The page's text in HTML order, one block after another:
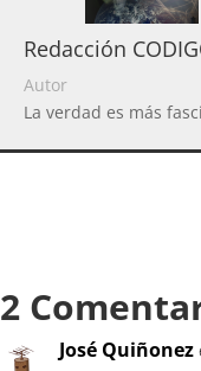
Redacción
Autor
La verdad es más
2
José Quiñonez